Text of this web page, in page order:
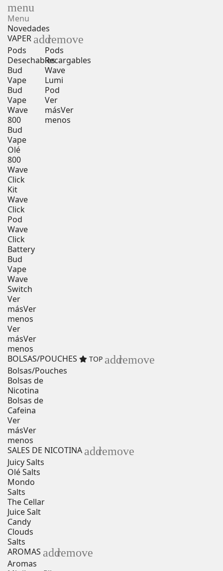
menu
Menu
Novedades
VAPER addremove
Pods
Desechables
Bud
Vape
Bud
Vape
Wave
800
Bud
Vape
Olé
800
Wave
Click
Kit
Wave
Click
Pod
Wave
Click
Battery
Bud
Vape
Wave
Switch
Ver
másVer
menos
Ver
másVer
menos
Pods
Recargables
Wave
Lumi
Pod
Ver
másVer
menos
BOLSAS/POUCHES TOP addremove
Bolsas/Pouches
Bolsas de
Nicotina
Bolsas de
Cafeina
Ver
másVer
menos
SALES DE NICOTINA addremove
Juicy Salts
Olé Salts
Mondo
Salts
The Cellar
Juice Salt
Candy
Clouds
Salts
AROMAS addremove
Aromas